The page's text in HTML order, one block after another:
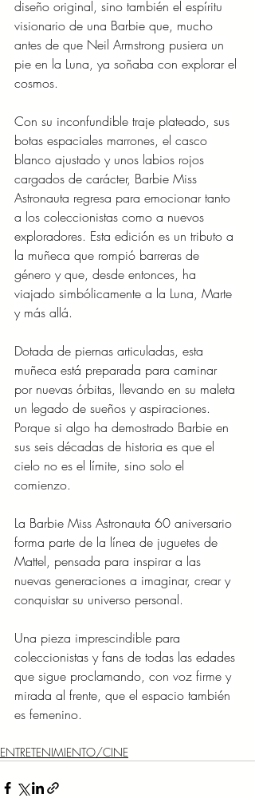
diseño original, sino también el espíritu
visionario de una Barbie que, mucho
antes de que Neil Armstrong pusiera un
pie en la Luna, ya soñaba con explorar el
cosmos.
Con su inconfundible traje plateado, sus
botas espaciales marrones, el casco
blanco ajustado y unos labios rojos
cargados de carácter, Barbie Miss
Astronauta regresa para emocionar tanto
a los coleccionistas como a nuevos
exploradores. Esta edición es un tributo a
la muñeca que rompió barreras de
género y que, desde entonces, ha
viajado simbólicamente a la Luna, Marte
y más allá.
Dotada de piernas articuladas, esta
muñeca está preparada para caminar
por nuevas órbitas, llevando en su maleta
un legado de sueños y aspiraciones.
Porque si algo ha demostrado Barbie en
sus seis décadas de historia es que el
cielo no es el límite, sino solo el
comienzo.
La Barbie Miss Astronauta 60 aniversario
forma parte de la línea de juguetes de
Mattel, pensada para inspirar a las
nuevas generaciones a imaginar, crear y
conquistar su universo personal.
Una pieza imprescindible para
coleccionistas y fans de todas las edades
que sigue proclamando, con voz firme y
mirada al frente, que el espacio también
es femenino.
ENTRETENIMIENTO/CINE